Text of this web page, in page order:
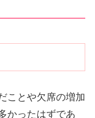
ことや欠席の増加
かったはずであ